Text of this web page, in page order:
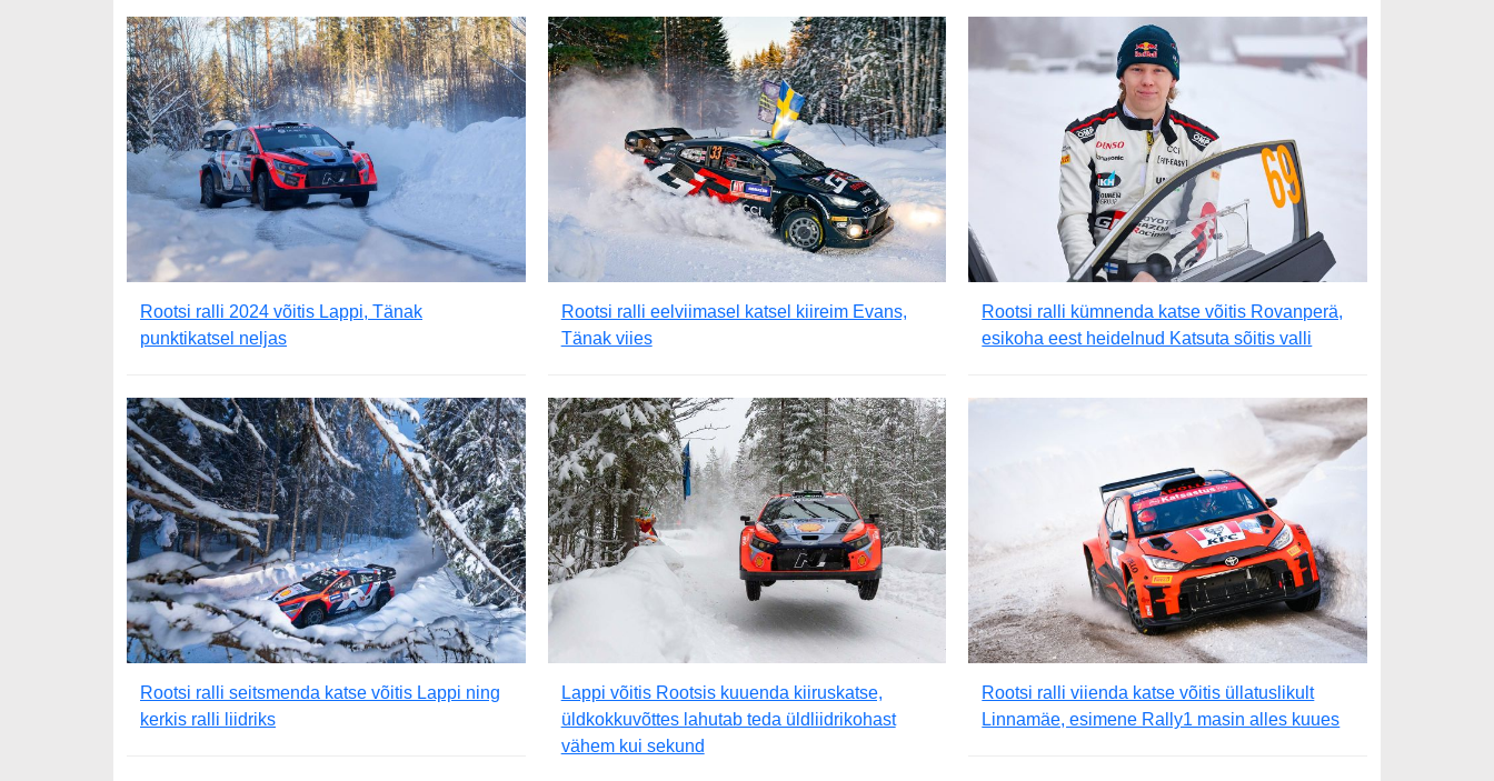
Rootsi ralli 2024 võitis Lappi, Tänak
punktikatsel neljas
Rootsi ralli eelviimasel katsel kiireim Evans,
Tänak viies
Rootsi ralli kümnenda katse võitis Rovanperä,
esikoha eest heidelnud Katsuta sõitis valli
Rootsi ralli seitsmenda katse võitis Lappi ning
kerkis ralli liidriks
Lappi võitis Rootsis kuuenda kiiruskatse,
üldkokkuvõttes lahutab teda üldliidrikohast
vähem kui sekund
Rootsi ralli viienda katse võitis üllatuslikult
Linnamäe, esimene Rally1 masin alles kuues